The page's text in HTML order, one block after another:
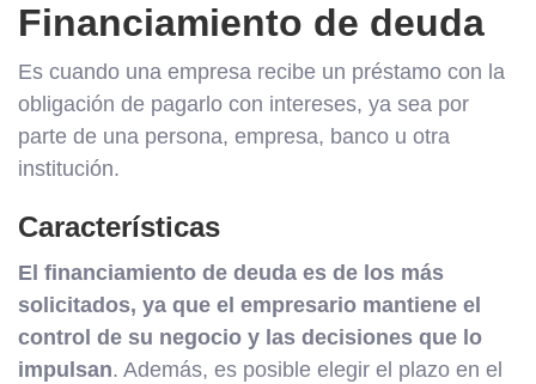
Financiamiento de deuda
Es cuando una empresa recibe un préstamo con la
obligación de pagarlo con intereses, ya sea por
parte de una persona, empresa, banco u otra
institución.
Características
El financiamiento de deuda es de los más
solicitados, ya que el empresario mantiene el
control de su negocio y las decisiones que lo
impulsan. Además, es posible elegir el plazo en el